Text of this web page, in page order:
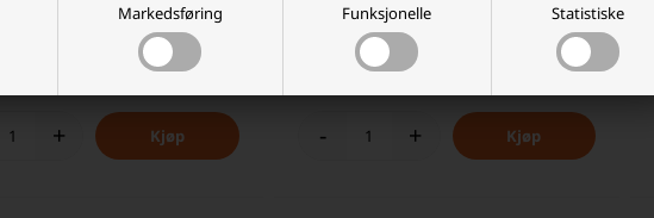
Markedsføring Funksjonelle Statistiske
2-4 dagers levering
+
143,75 NOK
Ikke på lager
- +